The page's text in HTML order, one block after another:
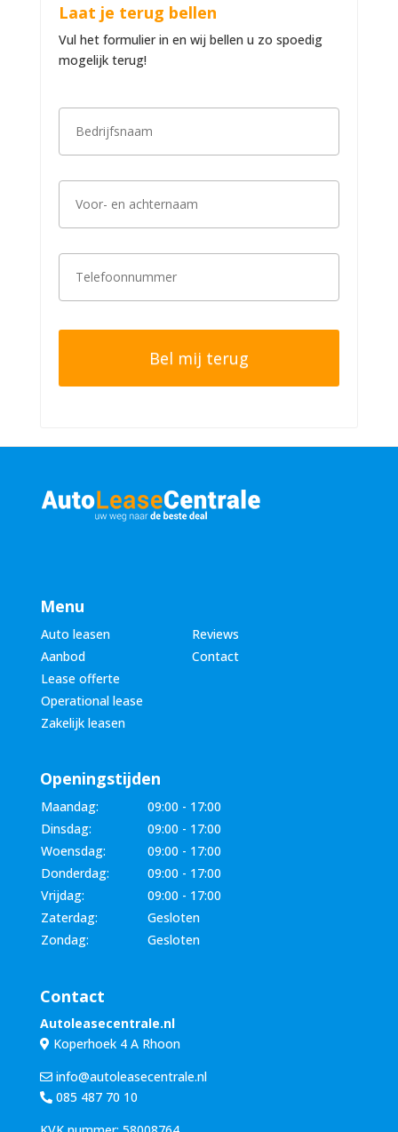
Laat je terug bellen
Vul het formulier in en wij bellen u zo spoedig
mogelijk terug!
B
r
j
n
*
V
r
e
c
t
n
*
T
e
o
e
Menu
Auto leasen
Reviews
Aanbod
Contact
Lease offerte
Operational lease
Zakelijk leasen
Openingstijden
Maandag:
09:00 - 17:00
Dinsdag:
09:00 - 17:00
Woensdag:
09:00 - 17:00
Donderdag:
09:00 - 17:00
Vrijdag:
09:00 - 17:00
Zaterdag:
Gesloten
Zondag:
Gesloten
Contact
Autoleasecentrale.nl
Koperhoek 4 A Rhoon
info@autoleasecentrale.nl
085 487 70 10